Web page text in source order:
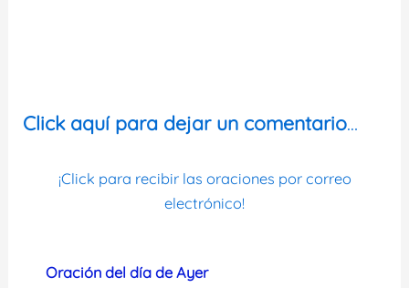
Click aquí para dejar un comentario…
¡Click para recibir las oraciones por correo
electrónico!
Oración del día de Ayer